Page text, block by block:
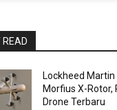
READ
Lockheed
Morfius X-
Drone Terbaru